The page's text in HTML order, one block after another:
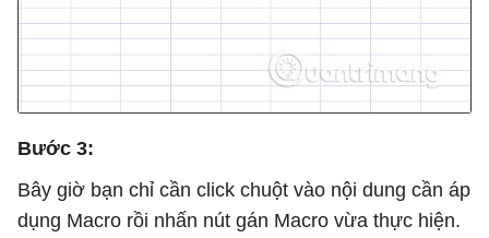
Bước 3:
Bây giờ bạn chỉ cần click chuột vào nội dung cần áp
dụng Macro rồi nhấn nút gán Macro vừa thực hiện.